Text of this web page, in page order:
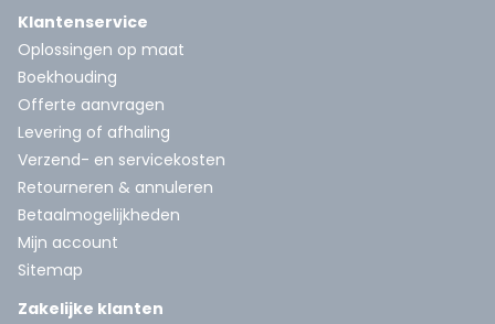
Klantenservice
Oplossingen op maat
Boekhouding
Offerte aanvragen
Levering of afhaling
Verzend- en servicekosten
Retourneren & annuleren
Betaalmogelijkheden
Mijn account
Sitemap
Zakelijke klanten